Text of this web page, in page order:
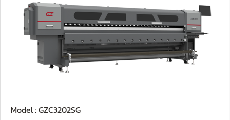
Model : GZC3202SG